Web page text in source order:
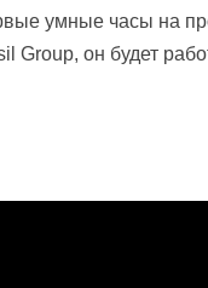
умные часы на
Group, он будет